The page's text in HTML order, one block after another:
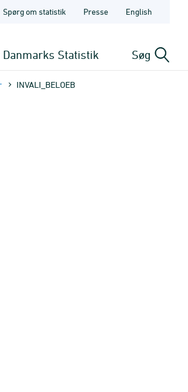
Spørg om statistik Presse English
Danmarks Statistik Søg
INVALI_BELOEB